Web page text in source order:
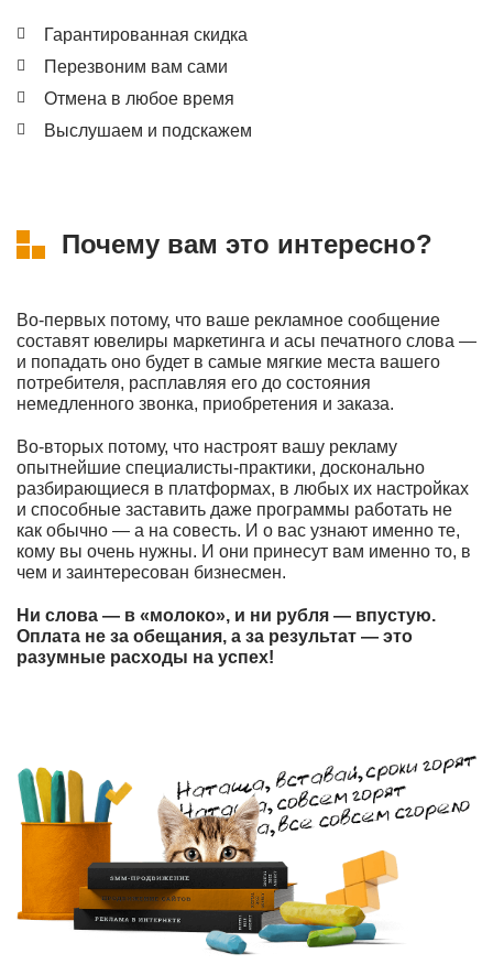
Гарантированная скидка
Перезвоним вам сами
Отмена в любое время
Выслушаем и подскажем
Почему вам это интересно?
Во-первых потому, что ваше рекламное сообщение
составят ювелиры маркетинга и асы печатного слова —
и попадать оно будет в самые мягкие места вашего
потребителя, расплавляя его до состояния
немедленного звонка, приобретения и заказа.
Во-вторых потому, что настроят вашу рекламу
опытнейшие специалисты-практики, досконально
разбирающиеся в платформах, в любых их настройках
и способные заставить даже программы работать не
как обычно — а на совесть. И о вас узнают именно те,
кому вы очень нужны. И они принесут вам именно то, в
чем и заинтересован бизнесмен.
Ни слова — в «молоко», и ни рубля — впустую.
Оплата не за обещания, а за результат — это
разумные расходы на успех!